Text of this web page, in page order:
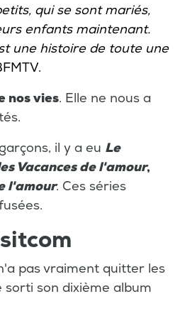
qui se sont mariés,
enfants maintenant.
une histoire de toute une
.
nos vies. Elle ne nous a
il y a eu Le
Vacances de l'amour,
l'amour. Ces séries
pas vraiment quitter les
sorti son dixième album